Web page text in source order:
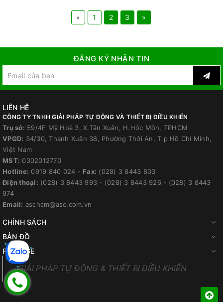
« 1 2 3 »
ĐĂNG KÝ NHẬN TIN
LIÊN HỆ
CÔNG TY TNHH GIẢI PHÁP TỰ ĐỘNG VÀ THIẾT BỊ ĐIỀU KHIỂN
Trụ sở: 59/4F Mỹ Hoà 3, X.Tân Xuân, H.Hóc Môn, TPHCM
VPGD: 34/30, Thạnh Xuân 38, Phường Thới An, T.p Hồ Chí Minh,
Việt Nam
MST: 0302012770
Hotline: 0919 840 024 - Fax: (028) 3 8443 803
Điện thoại: (028) 3 8443 993 - (028) 3 8443 926 - (028) 3 8443
974
Email: aschcm@asc.com.vn
CHÍNH SÁCH
BẢN ĐỒ
FANPAGE
GIẢI PHÁP TỰ ĐỘNG & THIẾT BỊ ĐIỀU KHIỂN